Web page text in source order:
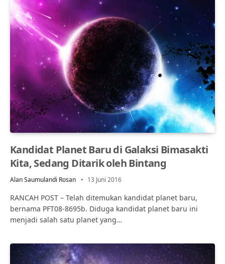
Kandidat Planet Baru di Galaksi Bimasakti
Kita, Sedang Ditarik oleh Bintang
Alan Saumulandi Rosan 13 Juni 2016
RANCAH POST – Telah ditemukan kandidat planet baru,
bernama PFT08-8695b. Diduga kandidat planet baru ini
menjadi salah satu planet yang…